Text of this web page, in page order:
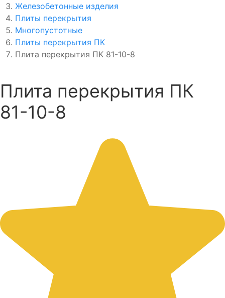
Железобетонные изделия
Плиты перекрытия
Многопустотные
Плиты перекрытия ПК
Плита перекрытия ПК 81-10-8
Плита перекрытия ПК
81-10-8